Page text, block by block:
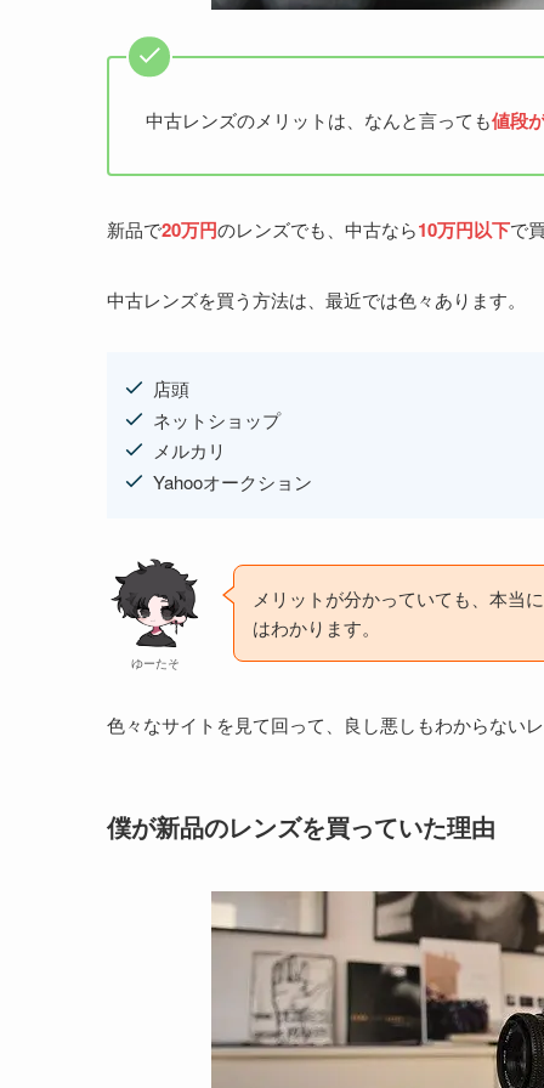
中古レンズのメリットは、なんと言っても値段
新品で20万円のレンズでも、中古なら10万円以下で
中古レンズを買う方法は、最近では色々あります。
店頭
ネットショップ
メルカリ
Yahooオークション
ゆーたそ
メリットが分かっていても、本当
はわかります。
色々なサイトを見て回って、良し悪しもわからない
僕が新品のレンズを買っていた理由